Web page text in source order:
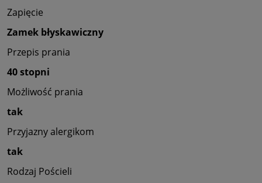
Zapięcie
Zamek błyskawiczny
Przepis prania
40 stopni
Możliwość prania
tak
Przyjazny alergikom
tak
Rodzaj Pościeli